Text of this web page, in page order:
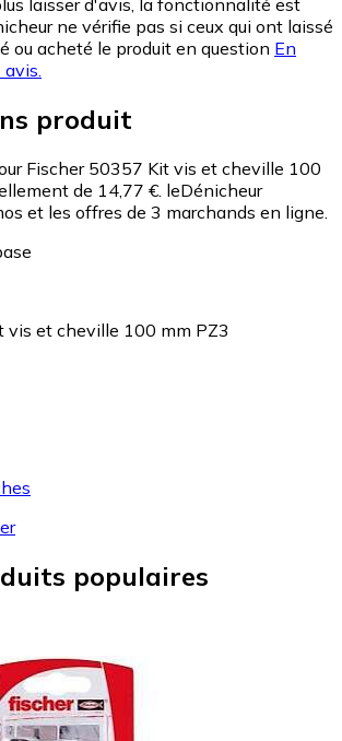
laisser d'avis, la fonctionnalité est
ne vérifie pas si ceux qui ont laissé
ou acheté le produit en question En
avis.
produit
Fischer 50357 Kit vis et cheville 100
de 14,77 €. leDénicheur
et les offres de 3 marchands en ligne.
vis et cheville 100 mm PZ3
populaires